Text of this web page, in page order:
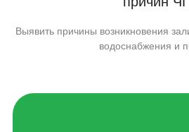
Выявить причины возникновения
водоснабжения и